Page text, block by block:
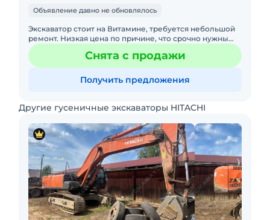
Объявление давно не обновлялось
Экскаватор стоит на Витамине, требуется небольшой
ремонт. Низкая цена по причине, что срочно нужны
средства.
Снята с продажи
Получить предложения
Другие гусеничные экскаваторы HITACHI